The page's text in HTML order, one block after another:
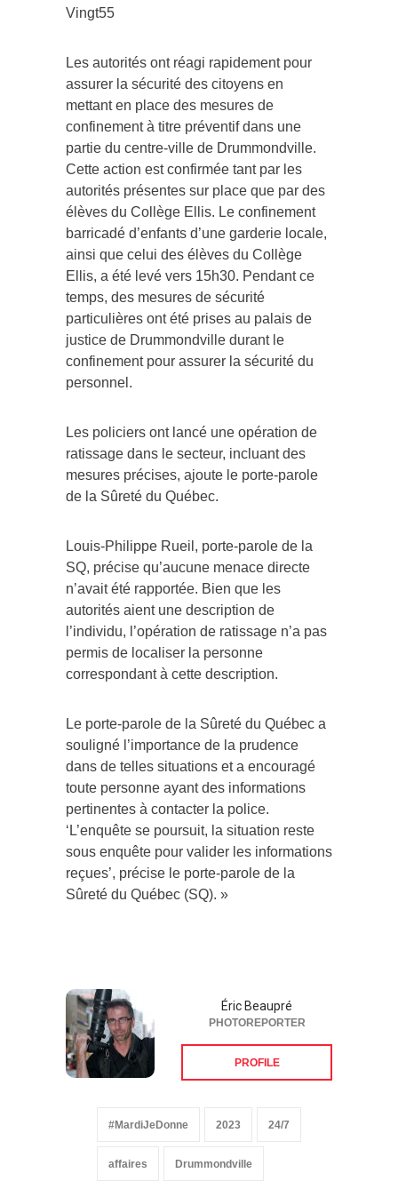
Vingt55
Les autorités ont réagi rapidement pour
assurer la sécurité des citoyens en
mettant en place des mesures de
confinement à titre préventif dans une
partie du centre-ville de Drummondville.
Cette action est confirmée tant par les
autorités présentes sur place que par des
élèves du Collège Ellis. Le confinement
barricadé d’enfants d’une garderie locale,
ainsi que celui des élèves du Collège
Ellis, a été levé vers 15h30. Pendant ce
temps, des mesures de sécurité
particulières ont été prises au palais de
justice de Drummondville durant le
confinement pour assurer la sécurité du
personnel.
Les policiers ont lancé une opération de
ratissage dans le secteur, incluant des
mesures précises, ajoute le porte-parole
de la Sûreté du Québec.
Louis-Philippe Rueil, porte-parole de la
SQ, précise qu’aucune menace directe
n’avait été rapportée. Bien que les
autorités aient une description de
l’individu, l’opération de ratissage n’a pas
permis de localiser la personne
correspondant à cette description.
Le porte-parole de la Sûreté du Québec a
souligné l’importance de la prudence
dans de telles situations et a encouragé
toute personne ayant des informations
pertinentes à contacter la police.
‘L’enquête se poursuit, la situation reste
sous enquête pour valider les informations
reçues’, précise le porte-parole de la
Sûreté du Québec (SQ). »
Éric Beaupré
PHOTOREPORTER
PROFILE
#MardiJeDonne 2023 24/7
affaires Drummondville